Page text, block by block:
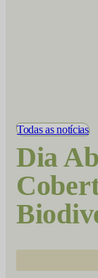
Todas as notícias
Dia